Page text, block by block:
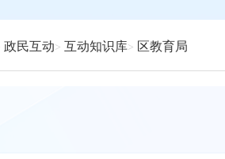
政民互动 互动知识库 区教育局